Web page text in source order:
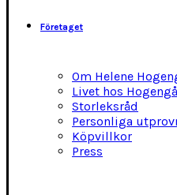
Företaget
Om Helene
Livet hos
Storleksråd
Personliga
Köpvillkor
Press